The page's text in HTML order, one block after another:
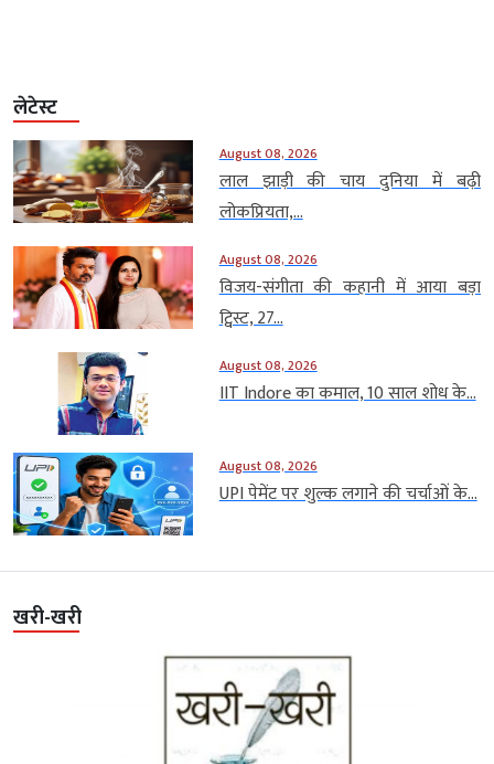
लेटेस्ट
August 08, 2026
लाल झाड़ी की चाय दुनिया में बढ़ी
लोकप्रियता,...
August 08, 2026
विजय-संगीता की कहानी में आया बड़ा
ट्विस्ट, 27...
August 08, 2026
IIT Indore का कमाल, 10 साल शोध के...
August 08, 2026
UPI पेमेंट पर शुल्क लगाने की चर्चाओं के...
खरी-खरी